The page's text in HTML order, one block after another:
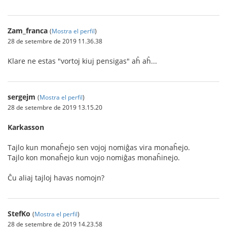
Zam_franca (Mostra el perfil)
28 de setembre de 2019 11.36.38
Klare ne estas "vortoj kiuj pensigas" aĥ aĥ...
sergejm (Mostra el perfil)
28 de setembre de 2019 13.15.20
Karkasson
Tajlo kun monaĥejo sen vojoj nomiĝas vira monaĥejo.
Tajlo kon monaĥejo kun vojo nomiĝas monaĥinejo.
Ĉu aliaj tajloj havas nomojn?
StefKo (Mostra el perfil)
28 de setembre de 2019 14.23.58